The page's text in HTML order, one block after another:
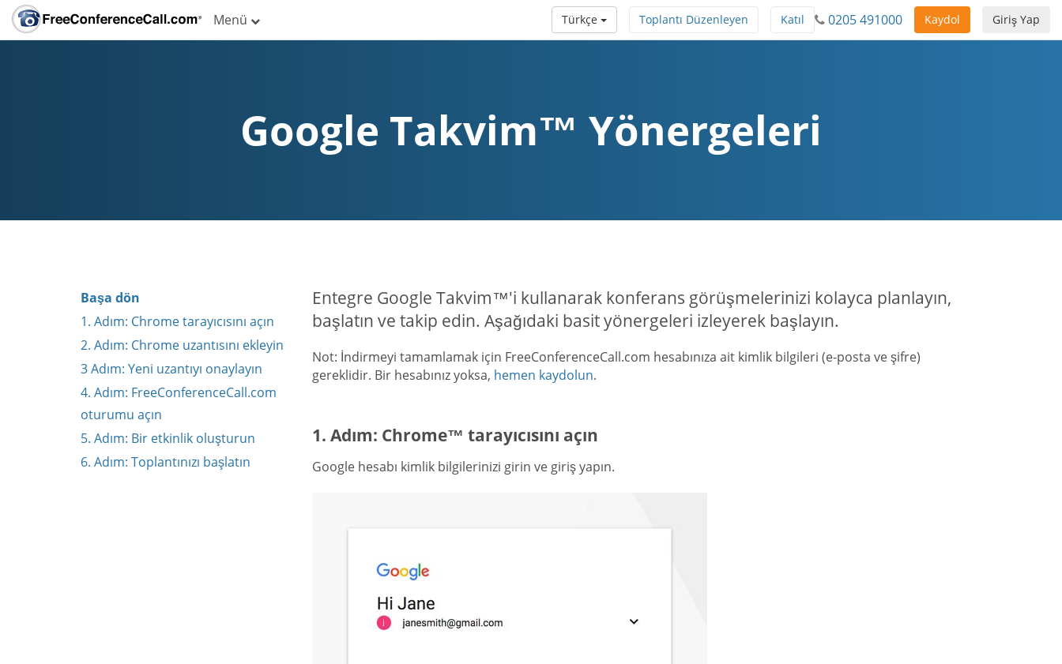
Menü Giriş Yap
Kaydol
0205 491000
Katıl
Toplantı Düzenleyen
Türkçe
Google Takvim™ Yönergeleri
Başa dön
1. Adım: Chrome tarayıcısını açın
2. Adım: Chrome uzantısını ekleyin
3 Adım: Yeni uzantıyı onaylayın
4. Adım: FreeConferenceCall.com
oturumu açın
5. Adım: Bir etkinlik oluşturun
6. Adım: Toplantınızı başlatın
Entegre Google Takvim™'i kullanarak konferans görüşmelerinizi kolayca planlayın,
başlatın ve takip edin. Aşağıdaki basit yönergeleri izleyerek başlayın.
Not: İndirmeyi tamamlamak için FreeConferenceCall.com hesabınıza ait kimlik bilgileri (e-posta ve şifre)
gereklidir. Bir hesabınız yoksa, hemen kaydolun.
1. Adım: Chrome™ tarayıcısını açın
Google hesabı kimlik bilgilerinizi girin ve giriş yapın.